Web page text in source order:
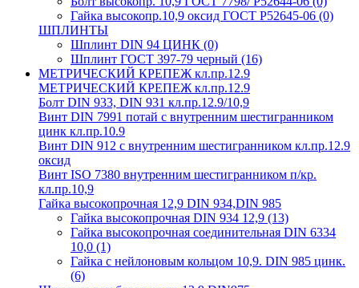
Гайка высокопр.10,9 оксид ГОСТ Р52645-06 (0)
ШПЛИНТЫ
Шплинт DIN 94 ЦИНК (0)
Шплинт ГОСТ 397-79 черный (16)
МЕТРИЧЕСКИЙ КРЕПЕЖ кл.пр.12.9
МЕТРИЧЕСКИЙ КРЕПЕЖ кл.пр.12.9
Болт DIN 933, DIN 931 кл.пр.12.9/10,9
Винт DIN 7991 потай с внутренним шестигранником
цинк кл.пр.10.9
Винт DIN 912 с внутренним шестигранником кл.пр.12.9
оксид
Винт ISO 7380 внутренним шестигранником п/кр.
кл.пр.10,9
Гайка высокопрочная 12,9 DIN 934,DIN 985
Гайка высокопрочная DIN 934 12,9 (13)
Гайка высокопрочная соединительная DIN 6334
10,0 (1)
Гайка с нейлоновым кольцом 10,9. DIN 985 цинк.
(6)